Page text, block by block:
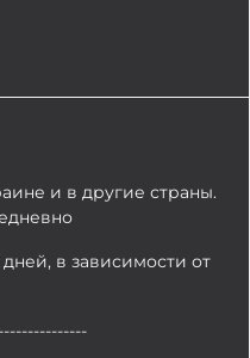
и в другие страны.
в зависимости от